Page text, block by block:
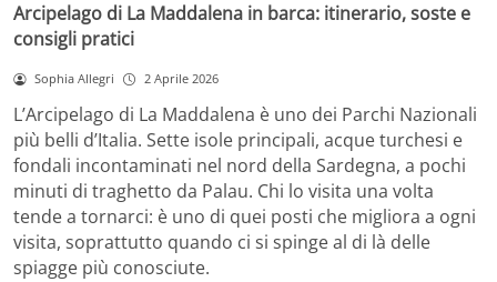
Arcipelago di La Maddalena in barca: itinerario, soste e
consigli pratici
Sophia Allegri 2 Aprile 2026
L’Arcipelago di La Maddalena è uno dei Parchi Nazionali
più belli d’Italia. Sette isole principali, acque turchesi e
fondali incontaminati nel nord della Sardegna, a pochi
minuti di traghetto da Palau. Chi lo visita una volta
tende a tornarci: è uno di quei posti che migliora a ogni
visita, soprattutto quando ci si spinge al di là delle
spiagge più conosciute.